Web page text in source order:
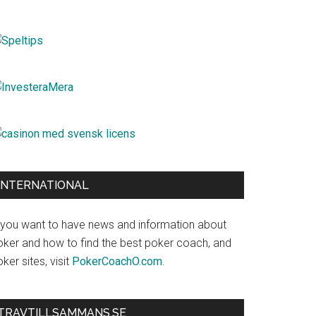
INTERNATIONAL
you want to have news and information about
and how to find the best poker coach, and
sites, visit PokerCoachO.com.